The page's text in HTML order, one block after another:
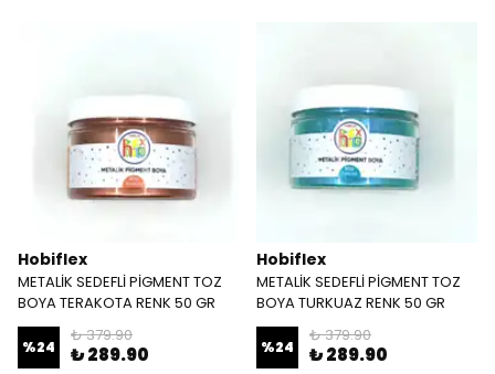
Hobiflex
METALİK SEDEFLİ PİGMENT TOZ
BOYA TERAKOTA RENK 50 GR
%24
₺ 379.90
₺ 289.90
Hobiflex
METALİK SEDEFLİ PİGMENT TOZ
BOYA TURKUAZ RENK 50 GR
%24
₺ 379.90
₺ 289.90